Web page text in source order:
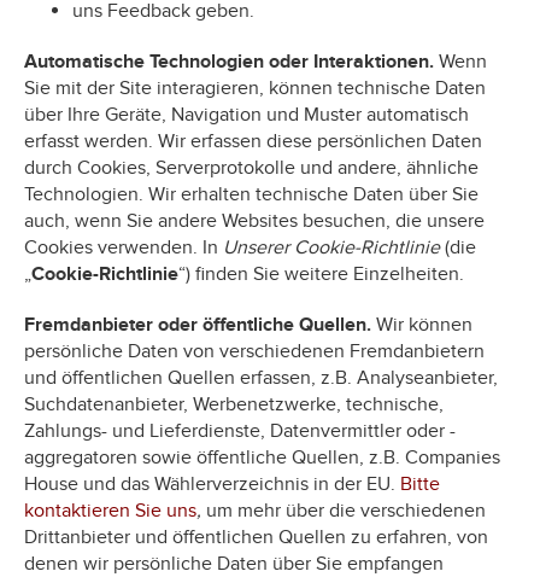
uns Feedback geben.
Automatische Technologien oder Interaktionen. Wenn
Sie mit der Site interagieren, können technische Daten
über Ihre Geräte, Navigation und Muster automatisch
erfasst werden. Wir erfassen diese persönlichen Daten
durch Cookies, Serverprotokolle und andere, ähnliche
Technologien. Wir erhalten technische Daten über Sie
auch, wenn Sie andere Websites besuchen, die unsere
Cookies verwenden. In Unserer Cookie-Richtlinie(die
„Cookie-Richtlinie“) finden Sie weitere Einzelheiten.
Fremdanbieter oder öffentliche Quellen. Wir können
persönliche Daten von verschiedenen Fremdanbietern
und öffentlichen Quellen erfassen, z.B. Analyseanbieter,
Suchdatenanbieter, Werbenetzwerke, technische,
Zahlungs- und Lieferdienste, Datenvermittler oder -
aggregatoren sowie öffentliche Quellen, z.B. Companies
House und das Wählerverzeichnis in der EU. Bitte
kontaktieren Sie uns, um mehr über die verschiedenen
Drittanbieter und öffentlichen Quellen zu erfahren, von
denen wir persönliche Daten über Sie empfangen